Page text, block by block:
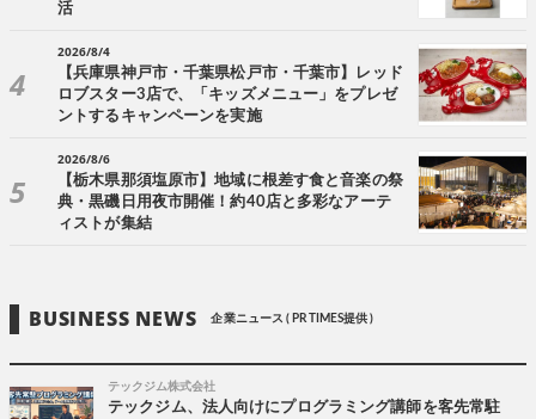
活
2026/8/4
【兵庫県神戸市・千葉県松戸市・千葉市】レッド
ロブスター3店で、「キッズメニュー」をプレゼ
ントするキャンペーンを実施
2026/8/6
【栃木県那須塩原市】地域に根差す食と音楽の祭
典・黒磯日用夜市開催！約40店と多彩なアーテ
ィストが集結
BUSINESS NEWS 企業ニュース ( PR TIMES提供 )
テックジム株式会社
テックジム、法人向けにプログラミング講師を客先常駐